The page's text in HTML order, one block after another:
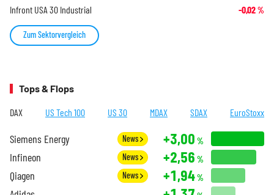
Infront USA 30 Industrial -0,02%
Zum Sektorvergleich
Tops & Flops
DAX US Tech 100 US 30 MDAX SDAX EuroStoxx
Siemens Energy News +3,00 %
Infineon News +2,56 %
Qiagen News +1,94%